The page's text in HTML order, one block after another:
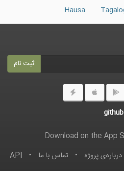
Hausa
ثبت نام
درباره‌ى پروژه • تماس با ما •
API